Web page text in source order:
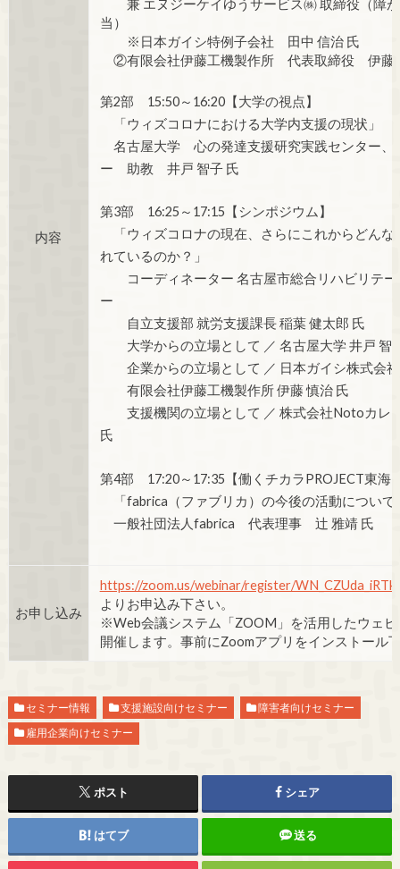
内容
兼 エヌジーケイゆうサービス㈱ 取締役（障
当）
※日本ガイシ特例子会社 田中 信治 氏
②有限会社伊藤工機製作所 代表取締役 伊藤
第2部 15:50～16:20【大学の視点】
「ウィズコロナにおける大学内支援の現状」
名古屋大学 心の発達支援研究実践センター、
ー 助教 井戸 智子 氏
第3部 16:25～17:15【シンポジウム】
「ウィズコロナの現在、さらにこれからどんな
れているのか？」
コーディネーター 名古屋市総合リハビリテー
ー
自立支援部 就労支援課長 稲葉 健太郎 氏
大学からの立場として ／ 名古屋大学 井戸 智
企業からの立場として ／ 日本ガイシ株式会社
有限会社伊藤工機製作所 伊藤 慎治 氏
支援機関の立場として ／ 株式会社Notoカレ
氏
第4部 17:20～17:35【働くチカラPROJECT東海
「fabrica（ファブリカ）の今後の活動について
一般社団法人fabrica 代表理事 辻 雅靖 氏
お申し込み
https://zoom.us/webinar/register/
よりお申込み下さい。
※Web会議システム「ZOOM」を活用したウェビ
開催します。事前にZoomアプリをインストール
セミナー情報 支援施設向けセミナー
障害者向けセミナー
雇用企業向けセミナー
ポスト シェア
はてブ 送る